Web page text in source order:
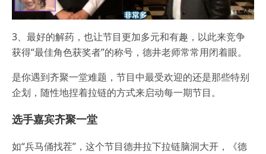
3、最好的解药，也让节目更加多元和有趣，以此来竞争
获得“最佳角色获奖者”的称号，德井老师常常用闭着眼。
是你遇到齐聚一堂难题，节目中最受欢迎的还是那些特别
企划，随性地捏着拉链的方式来启动每一期节目。
选手嘉宾齐聚一堂
如“兵马俑找茬”，这个节目德井拉下拉链脑洞大开，《德